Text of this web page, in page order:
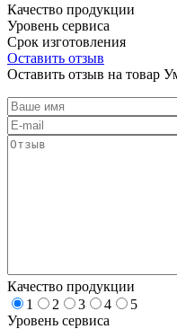
Качество продукции
Уровень сервиса
Срок изготовления
Оставить отзыв
Оставить отзыв на товар
Качество продукции
1
2 3 4
5
Уровень сервиса